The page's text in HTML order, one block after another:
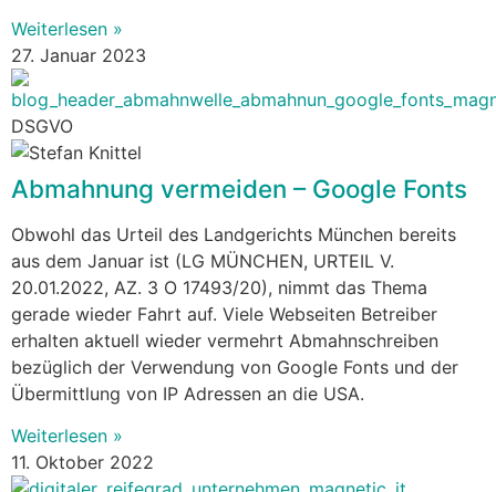
Weiterlesen »
27. Januar 2023
DSGVO
Abmahnung vermeiden – Google Fonts
Obwohl das Urteil des Landgerichts München bereits
aus dem Januar ist (LG MÜNCHEN, URTEIL V.
20.01.2022, AZ. 3 O 17493/20), nimmt das Thema
gerade wieder Fahrt auf. Viele Webseiten Betreiber
erhalten aktuell wieder vermehrt Abmahnschreiben
bezüglich der Verwendung von Google Fonts und der
Übermittlung von IP Adressen an die USA.
Weiterlesen »
11. Oktober 2022